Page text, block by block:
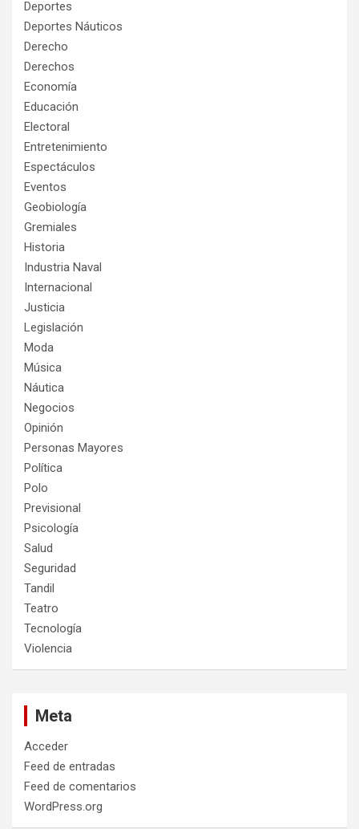
Deportes
Deportes Náuticos
Derecho
Derechos
Economía
Educación
Electoral
Entretenimiento
Espectáculos
Eventos
Geobiología
Gremiales
Historia
Industria Naval
Internacional
Justicia
Legislación
Moda
Música
Náutica
Negocios
Opinión
Personas Mayores
Política
Polo
Previsional
Psicología
Salud
Seguridad
Tandil
Teatro
Tecnología
Violencia
Meta
Acceder
Feed de entradas
Feed de comentarios
WordPress.org